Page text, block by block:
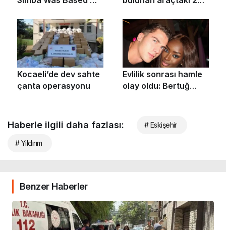
Haberle ilgili daha fazlası: # Eskişehir
# Yıldırım
Benzer Haberler